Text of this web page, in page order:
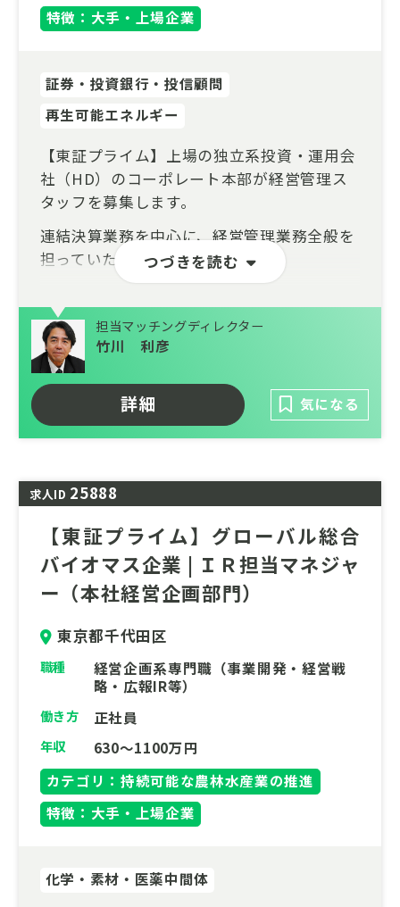
特徴：大手・上場企業
つづきを読む
証券・投資銀行・投信顧問
再生可能エネルギー
【東証プライム】上場の独立系投資・運用会
社（HD）のコーポレート本部が経営管理ス
タッフを募集します。
連結決算業務を中心に、経営管理業務全般を
担っていただきます。
え、取締役会向け資料作成や予算管理、IR業
務など、経営に近い立場で幅広い業務に携わ
ることができます。
単なる経理担当ではなく、グループ経営を支
える中核メンバーとして活躍いただくことが
期待されるポジションです。
担当マッチングディレクター
竹川 利彦
詳細 気になる
求人ID 25888
【東証プライム】グローバル総合
バイオマス企業 | ＩＲ担当マネジャ
ー（本社経営企画部門）
東京都千代田区
職種
経営企画系専門職（事業開発・経営戦
略・広報IR等）
働き方 正社員
年収
630～1100万円
カテゴリ：持続可能な農林水産業の推進
特徴：大手・上場企業
化学・素材・医薬中間体